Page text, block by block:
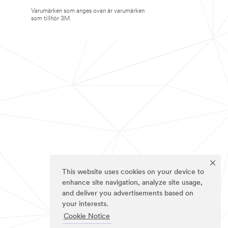
This website uses cookies on your device to
enhance site navigation, analyze site usage,
and deliver you advertisements based on
your interests.
Cookie Notice
Varumärken som anges ovan är varumärken
som tillhör 3M.